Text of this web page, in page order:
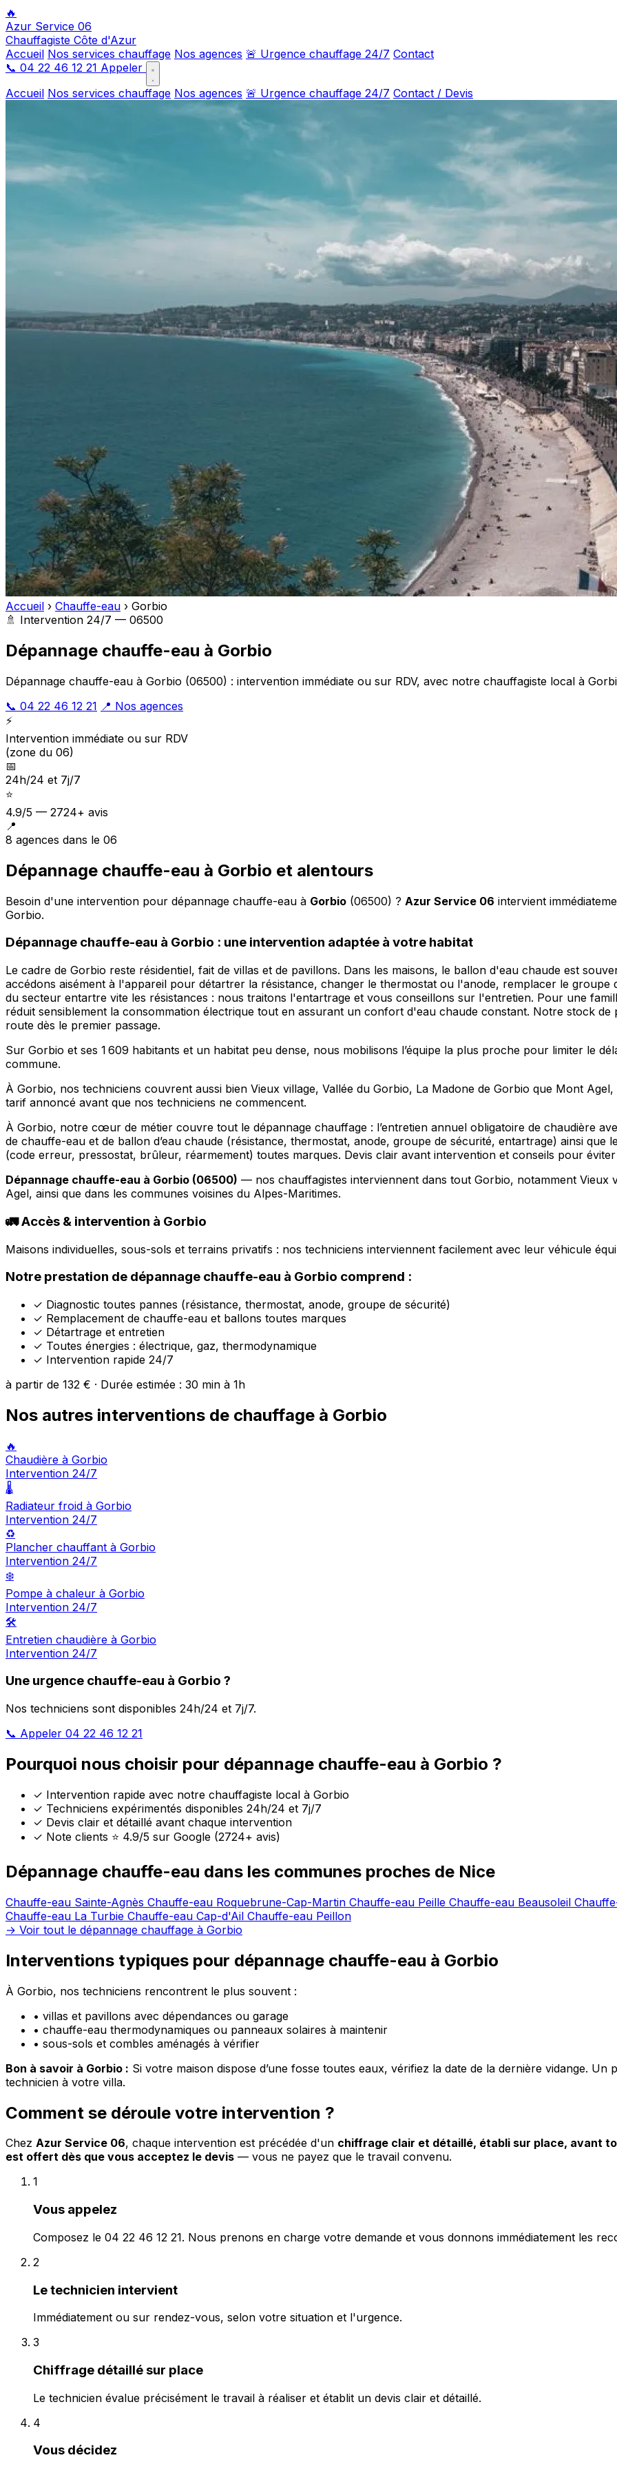
🔥
Azur Service 06
Chauffagiste Côte d'Azur
Accueil Nos services chauffage Nos agences 🚨 Urgence chauffage 24/7 Contact
📞 04 22 46 12 21 Appeler
Accueil Nos services chauffage Nos agences 🚨 Urgence chauffage 24/7 Contact / Devis
Accueil › Chauffe-eau › Gorbio
🚿 Intervention 24/7 — 06500
Dépannage chauffe-eau à Gorbio
Dépannage chauffe-eau à Gorbio (06500) : intervention immédiate ou sur RDV, avec notre chauffagiste local à
📞 04 22 46 12 21 📍 Nos agences
⚡
Intervention immédiate ou sur RDV
(zone du 06)
📅
24h/24 et 7j/7
⭐
4.9/5 — 2724+ avis
📍
8 agences dans le 06
Dépannage chauffe-eau à Gorbio et alentours
Besoin d'une intervention pour dépannage chauffe-eau à Gorbio (06500) ? Azur Service 06 intervient
Gorbio.
Dépannage chauffe-eau à Gorbio : une intervention adaptée à votre habitat
Le cadre de Gorbio reste résidentiel, fait de villas et de pavillons. Dans les maisons, le ballon d'eau chaude est
accédons aisément à l'appareil pour détartrer la résistance, changer le thermostat ou l'anode, remplacer le
du secteur entartre vite les résistances : nous traitons l'entartrage et vous conseillons sur l'entretien. Pour une
réduit sensiblement la consommation électrique tout en assurant un confort d'eau chaude constant. Notre stock
route dès le premier passage.
Sur Gorbio et ses 1 609 habitants et un habitat peu dense, nous mobilisons l’équipe la plus proche pour limiter le
commune.
À Gorbio, nos techniciens couvrent aussi bien Vieux village, Vallée du Gorbio, La Madone de Gorbio que Mont
tarif annoncé avant que nos techniciens ne commencent.
À Gorbio, notre cœur de métier couvre tout le dépannage chauffage : l’entretien annuel obligatoire de chaudière
de chauffe-eau et de ballon d’eau chaude (résistance, thermostat, anode, groupe de sécurité, entartrage) ainsi que
(code erreur, pressostat, brûleur, réarmement) toutes marques. Devis clair avant intervention et conseils pour
Dépannage chauffe-eau à Gorbio (06500) — nos chauffagistes interviennent dans tout Gorbio, notamment Vieux
Agel, ainsi que dans les communes voisines du Alpes-Maritimes.
🚛 Accès & intervention à Gorbio
Maisons individuelles, sous-sols et terrains privatifs : nos techniciens interviennent facilement avec leur véhicule
Notre prestation de dépannage chauffe-eau à Gorbio comprend :
✓ Diagnostic toutes pannes (résistance, thermostat, anode, groupe de sécurité)
✓ Remplacement de chauffe-eau et ballons toutes marques
✓ Détartrage et entretien
✓ Toutes énergies : électrique, gaz, thermodynamique
✓ Intervention rapide 24/7
à partir de 132 € · Durée estimée : 30 min à 1h
Nos autres interventions de chauffage à Gorbio
🔥
Chaudière à Gorbio
Intervention 24/7
🌡️
Radiateur froid à Gorbio
Intervention 24/7
♻️
Plancher chauffant à Gorbio
Intervention 24/7
❄️
Pompe à chaleur à Gorbio
Intervention 24/7
🛠️
Entretien chaudière à Gorbio
Intervention 24/7
Une urgence chauffe-eau à Gorbio ?
Nos techniciens sont disponibles 24h/24 et 7j/7.
📞 Appeler 04 22 46 12 21
Pourquoi nous choisir pour dépannage chauffe-eau à Gorbio ?
✓ Intervention rapide avec notre chauffagiste local à Gorbio
✓ Techniciens expérimentés disponibles 24h/24 et 7j/7
✓ Devis clair et détaillé avant chaque intervention
✓ Note clients ⭐ 4.9/5 sur Google (2724+ avis)
Dépannage chauffe-eau dans les communes proches de Nice
Chauffe-eau Sainte-Agnès Chauffe-eau Roquebrune-Cap-Martin Chauffe-eau Peille Chauffe-eau Beausoleil
Chauffe-eau La Turbie Chauffe-eau Cap-d'Ail Chauffe-eau Peillon
→ Voir tout le dépannage chauffage à Gorbio
Interventions typiques pour dépannage chauffe-eau à Gorbio
À Gorbio, nos techniciens rencontrent le plus souvent :
• villas et pavillons avec dépendances ou garage
• chauffe-eau thermodynamiques ou panneaux solaires à maintenir
• sous-sols et combles aménagés à vérifier
Bon à savoir à Gorbio : Si votre maison dispose d’une fosse toutes eaux, vérifiez la date de la dernière vidange.
technicien à votre villa.
Comment se déroule votre intervention ?
Chez Azur Service 06, chaque intervention est précédée d'un chiffrage clair et détaillé, établi sur place, avant
est offert dès que vous acceptez le devis — vous ne payez que le travail convenu.
1
Vous appelez
Composez le 04 22 46 12 21. Nous prenons en charge votre demande et vous donnons immédiatement les
2
Le technicien intervient
Immédiatement ou sur rendez-vous, selon votre situation et l'urgence.
3
Chiffrage détaillé sur place
Le technicien évalue précisément le travail à réaliser et établit un devis clair et détaillé.
4
Vous décidez